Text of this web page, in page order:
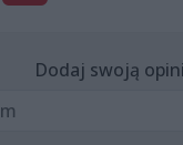
Dodaj swoją